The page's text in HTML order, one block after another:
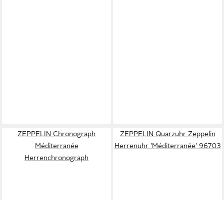
ZEPPELIN Chronograph
Méditerranée
Herrenchronograph
ZEPPELIN Quarzuhr Zeppelin
Herrenuhr 'Méditerranée' 96703